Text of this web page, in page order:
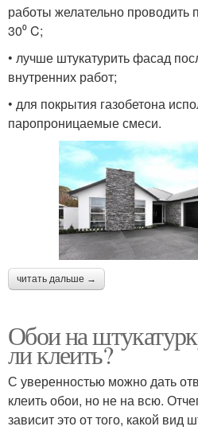
работы желательно проводить
30⁰ C;
• лучше штукатурить фасад
внутренних работ;
• для покрытия газобетона
паропроницаемые смеси.
читать дальше →
Обои на
ли клеить?
С уверенностью можно дать
клеить обои, но не на всю.
зависит это от того, какой вид